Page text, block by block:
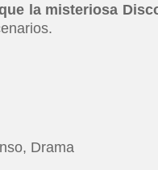
la misteriosa
Drama